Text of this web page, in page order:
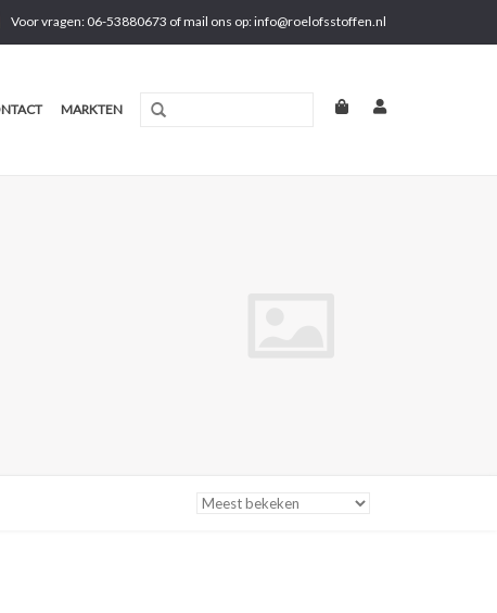
Voor vragen: 06-53880673 of mail ons op:info@roelofsstoffen.nl
MARKTEN